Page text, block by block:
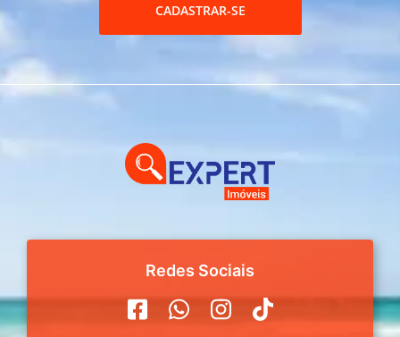
CADASTRAR-SE
Redes Sociais